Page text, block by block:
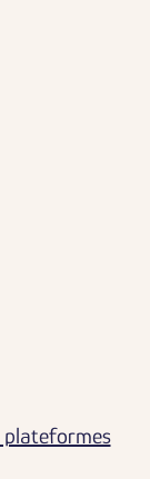
plateformes